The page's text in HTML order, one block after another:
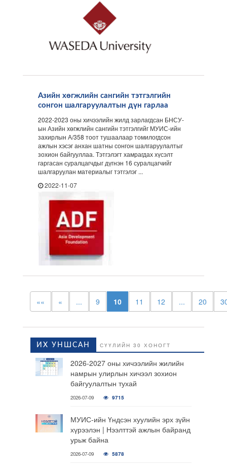
Азийн хөгжлийн сангийн тэтгэлгийн
сонгон шалгаруулалтын дүн гарлаа
2022-2023 оны хичээлийн жилд зарлагдсан БНСУ-
ын Азийн хөгжлийн сангийн тэтгэлгийг МУИС-ийн
захирлын А/358 тоот тушаалаар томилогдсон
ажлын хэсэг анхан шатны сонгон шалгаруулалтыг
зохион байгууллаа. Тэтгэлэгт хамрагдах хүсэлт
гаргасан суралцагчдыг дүгнэн 16 суралцагчийг
шалгаруулан материалыг тэтгэлэг ...
2022-11-07
«« « ... 9 10 11 12 ... 20
ИХ УНШСАН СҮҮЛИЙН 30 ХОНОГТ
2026-2027 оны хичээлийн жилийн
намрын улирлын хичээл зохион
байгуулалтын тухай
2026-07-09 9715
МУИС-ийн Үндсэн хуулийн эрх зүйн
хүрээлэн | Нээлттэй ажлын байранд
урьж байна
2026-07-09 5878